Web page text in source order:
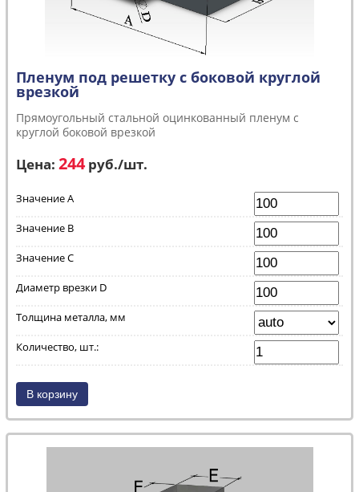
Пленум под решетку с боковой круглой
врезкой
Прямоугольный стальной оцинкованный пленум с
круглой боковой врезкой
Цена: 244 руб./шт.
Значение A
Значение B
Значение C
Диаметр врезки D
Толщина металла, мм
Количество, шт.: